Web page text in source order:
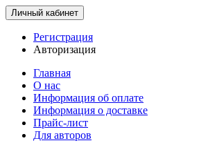
Личный кабинет
Регистрация
Авторизация
Главная
О нас
Информация об оплате
Информация о доставке
Прайс-лист
Для авторов